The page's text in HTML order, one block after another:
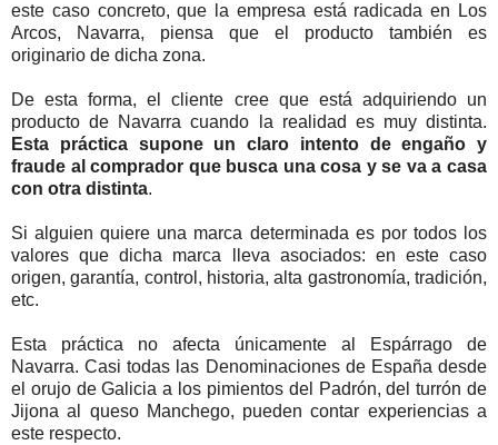
este caso concreto, que la empresa está radicada en Los
Arcos, Navarra, piensa que el producto también es
originario de dicha zona.
De esta forma, el cliente cree que está adquiriendo un
producto de Navarra cuando la realidad es muy distinta.
Esta práctica supone un claro intento de engaño y
fraude al comprador que busca una cosa y se va a casa
con otra distinta.
Si alguien quiere una marca determinada es por todos los
valores que dicha marca lleva asociados: en este caso
origen, garantía, control, historia, alta gastronomía, tradición,
etc.
Esta práctica no afecta únicamente al Espárrago de
Navarra. Casi todas las Denominaciones de España desde
el orujo de Galicia a los pimientos del Padrón, del turrón de
Jijona al queso Manchego, pueden contar experiencias a
este respecto.